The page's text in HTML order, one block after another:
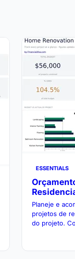
ESSENTIALS
Planeje e
projetos de
do projeto.